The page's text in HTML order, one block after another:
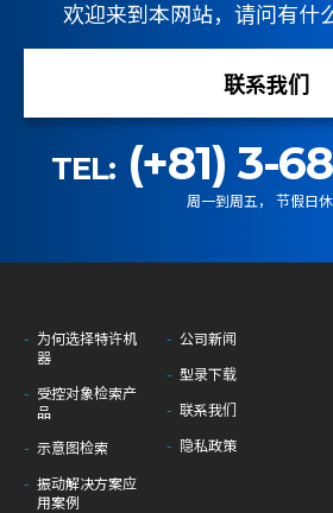
欢迎来到本网站，请问有什
联系我们
TEL: (+81) 3-
周一到周五， 节假日
为何选择特许机
器
受控对象检索产
品
示意图检索
振动解决方案应
用案例
公司新闻
型录下载
联系我们
隐私政策